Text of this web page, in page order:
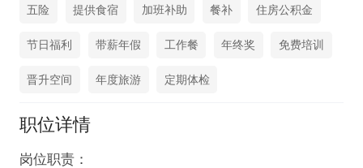
五险 提供食宿 加班补助 餐补 住房公积金
节日福利 带薪年假 工作餐 年终奖 免费培训
晋升空间 年度旅游 定期体检
职位详情
岗位职责：